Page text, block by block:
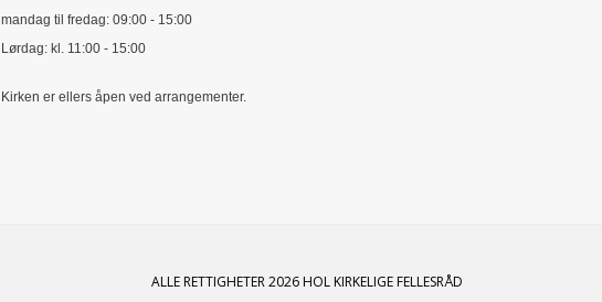
mandag til fredag: 09:00 - 15:00
Lørdag: kl. 11:00 - 15:00
Kirken er ellers åpen ved arrangementer.
ALLE RETTIGHETER 2026 HOL KIRKELIGE FELLESRÅD